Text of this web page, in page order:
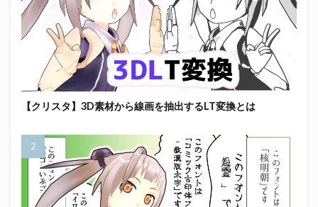
【クリスタ】3D素材から線画を抽出するLT変換とは